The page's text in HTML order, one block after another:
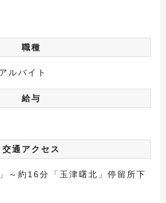
職種
ルバイト
給与
交通アクセス
～約16分「玉津曙北」停留所下